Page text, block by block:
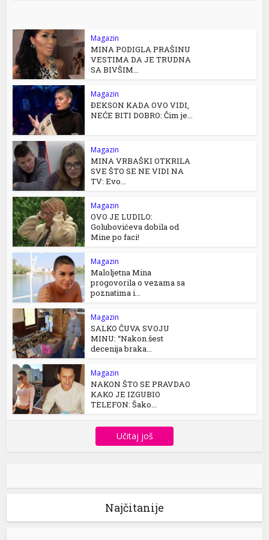
Magazin
MINA PODIGLA PRAŠINU
VESTIMA DA JE TRUDNA
SA BIVŠIM...
Magazin
ĐEKSON KADA OVO VIDI,
NEĆE BITI DOBRO: Čim je...
Magazin
MINA VRBAŠKI OTKRILA
SVE ŠTO SE NE VIDI NA
TV: Evo...
Magazin
OVO JE LUDILO:
Golubovićeva dobila od
Mine po faci!
Magazin
Maloljetna Mina
progovorila o vezama sa
poznatima i...
Magazin
SALKO ČUVA SVOJU
MINU: “Nakon šest
decenija braka...
Magazin
NAKON ŠTO SE PRAVDAO
KAKO JE IZGUBIO
TELEFON: Šako...
Učitaj još
Najčitanije